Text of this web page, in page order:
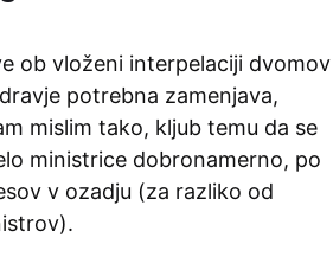
ob vloženi interpelaciji dvomov
potrebna zamenjava,
mislim tako, kljub temu da se
ministrice dobronamerno, po
v ozadju (za razliko od